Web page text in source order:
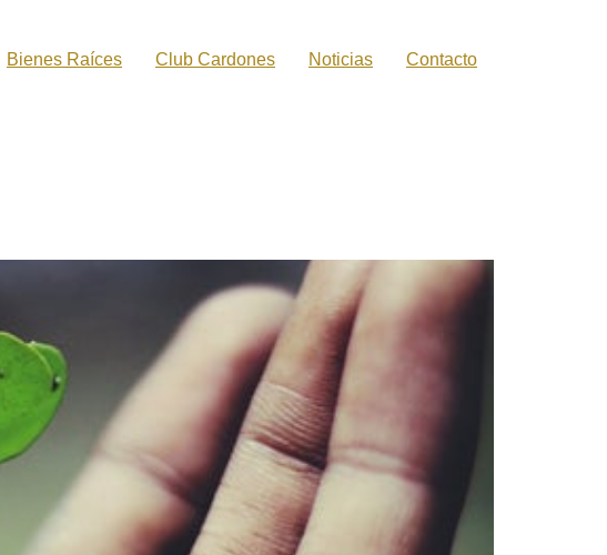
Bienes Raíces Club Cardones Noticias Contacto